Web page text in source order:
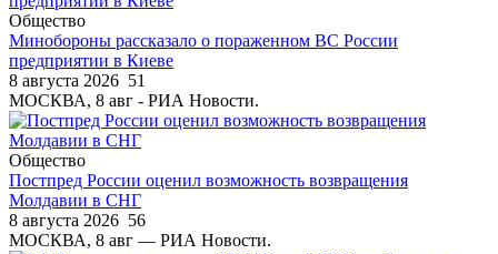
Общество
Минобороны рассказало о пораженном ВС России
предприятии в Киеве
8 августа 2026 51
МОСКВА, 8 авг - РИА Новости.
Общество
Постпред России оценил возможность возвращения
Молдавии в СНГ
8 августа 2026 56
МОСКВА, 8 авг — РИА Новости.